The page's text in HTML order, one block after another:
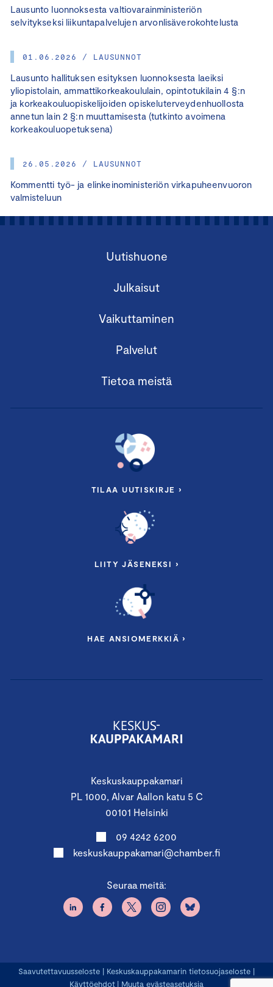
Lausunto luonnoksesta valtiovarainministeriön
selvitykseksi liikuntapalvelujen arvonlisäverokohtelusta
01.06.2026 / LAUSUNNOT
Lausunto hallituksen esityksen luonnoksesta laeiksi
yliopistolain, ammattikorkeakoululain, opintotukilain 4 §:n
ja korkeakouluopiskelijoiden opiskeluterveydenhuollosta
annetun lain 2 §:n muuttamisesta (tutkinto avoimena
korkeakouluopetuksena)
26.05.2026 / LAUSUNNOT
Kommentti työ- ja elinkeinoministeriön virkapuheenvuoron
valmisteluun
Keskuskauppakamari
PL 1000, Alvar Aallon katu 5 C
00101 Helsinki
09 4242 6200
keskuskauppakamari@chamber.fi
Seuraa meitä:
Uutishuone
Julkaisut
Vaikuttaminen
Palvelut
Tietoa meistä
TILAA UUTISKIRJE ›
LIITY JÄSENEKSI ›
HAE ANSIOMERKKIÄ ›
Saavutettavuusseloste | Keskuskauppakamarin tietosuojaseloste |
Käyttöehdot | Muuta evästeasetuksia